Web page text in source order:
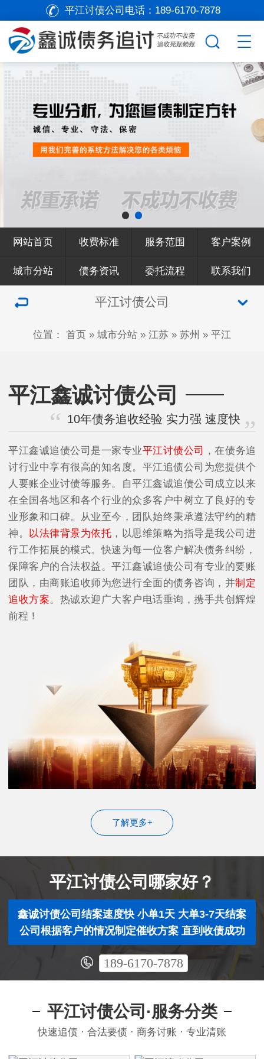
平江讨债公司电话： 189-6170-7878
网站首页 收费标准 服务范围 客户案例
城市分站 债务资讯 委托流程 联系我们
平江讨债公司
位置： 首页 » 城市分站 » 江苏 » 苏州 » 平江
平江鑫诚讨债公司
10年债务追收经验 实力强 速度快
平江鑫诚追债公司是一家专业平江讨债公司
，在债务追
讨行业中享有很高的知名度。平江追债公司为您提供个
人要账企业讨债等服务。自平江鑫诚追债公司成立以来
在全国各地区和各个行业的众多客户中树立了良好的专
业形象和口碑。从业至今，团队始终秉承遵法守约的精
神。
以法律背景为依托 ，以思维策略为指导是我公司进
行工作拓展的模式。快速为每一位客户解决债务纠纷，
保障客户的合法权益。平江鑫诚追债公司有专业的要账
团队，由商账追收师为您进行全面的债务咨询，并制定
追收方案。热诚欢迎广大客户电话垂询，携手共创辉煌
前程！
了解更多+
平江讨债公司哪家好？
鑫诚讨债公司结案速度快 小单1天 大单3-7天结案
公司根据客户的情况制定催收方案 直到收债成功
189-6170-7878
平江讨债公司·服务分类
快速追债 · 合法要债 · 商务讨账 · 专业清账